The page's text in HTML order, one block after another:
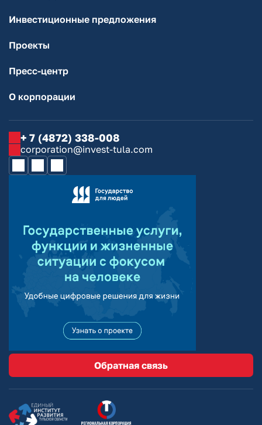
Инвестиционные предложения
Проекты
Пресс-центр
О корпорации
+ 7 (4872) 338-008
corporation@invest-tula.com
Обратная связь